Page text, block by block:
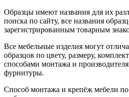
Образцы имеют названия для их
поиска по сайту, все названия
зарегистрированным товарным
Все мебельные изделия могут
образцов по цвету, размеру,
способами монтажа и
фурнитуры.
Способ монтажа и крепёж мебели